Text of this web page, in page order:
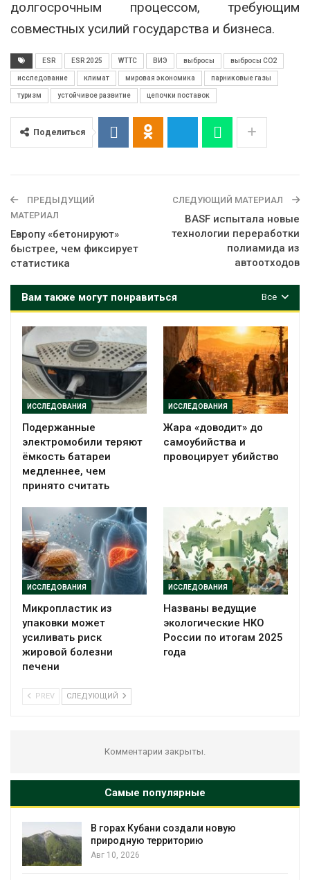
долгосрочным процессом, требующим
совместных усилий государства и бизнеса.
ESR ESR 2025 WTTC ВИЭ выбросы выбросы CO2
исследование климат мировая экономика парниковые газы
туризм устойчивое развитие цепочки поставок
Поделиться
ПРЕДЫДУЩИЙ
МАТЕРИАЛ
Европу «бетонируют»
быстрее, чем фиксирует
статистика
СЛЕДУЮЩИЙ МАТЕРИАЛ
BASF испытала новые
технологии переработки
полиамида из
автоотходов
Все
Вам также могут понравиться
ИССЛЕДОВАНИЯ
Подержанные
электромобили теряют
ёмкость батареи
медленнее, чем
принято считать
ИССЛЕДОВАНИЯ
Жара «доводит» до
самоубийства и
провоцирует убийство
ИССЛЕДОВАНИЯ
Микропластик из
упаковки может
усиливать риск
жировой болезни
печени
ИССЛЕДОВАНИЯ
Названы ведущие
экологические НКО
России по итогам 2025
года
PREV СЛЕДУЮЩИЙ
Комментарии закрыты.
Самые популярные
В горах Кубани создали новую
природную территорию
Авг 10, 2026